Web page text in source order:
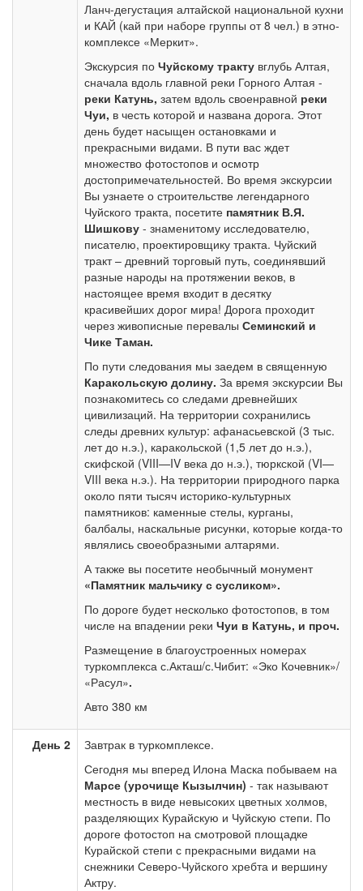
Ланч-дегустация алтайской национальной кухни
и КАЙ (кай при наборе группы от 8 чел.) в этно-
комплексе «Меркит».
Экскурсия по Чуйскому тракту вглубь Алтая,
сначала вдоль главной реки Горного Алтая -
реки Катунь, затем вдоль своенравной реки
Чуи, в честь которой и названа дорога. Этот
день будет насыщен остановками и
прекрасными видами. В пути вас ждет
множество фотостопов и осмотр
достопримечательностей. Во время экскурсии
Вы узнаете о строительстве легендарного
Чуйского тракта, посетите памятник В.Я.
Шишкову - знаменитому исследователю,
писателю, проектировщику тракта. Чуйский
тракт – древний торговый путь, соединявший
разные народы на протяжении веков, в
настоящее время входит в десятку
красивейших дорог мира! Дорога проходит
через живописные перевалы Семинский и
Чике Таман.
По пути следования мы заедем в священную
Каракольскую долину. За время экскурсии Вы
познакомитесь со следами древнейших
цивилизаций. На территории сохранились
следы древних культур: афанасьевской (3 тыс.
лет до н.э.), каракольской (1,5 лет до н.э.),
скифской (VIII—IV века до н.э.), тюркской (VI—
VIII века н.э.). На территории природного парка
около пяти тысяч историко-культурных
памятников: каменные стелы, курганы,
балбалы, наскальные рисунки, которые когда-то
являлись своеобразными алтарями.
А также вы посетите необычный монумент
«Памятник мальчику с сусликом».
По дороге будет несколько фотостопов, в том
числе на впадении реки Чуи в Катунь, и проч.
Размещение в благоустроенных номерах
туркомплекса с.Акташ/с.Чибит: «Эко Кочевник»/
«Расул».
Авто 380 км
День 2
Завтрак в туркомплексе.
Сегодня мы вперед Илона Маска побываем на
Марсе (урочище Кызылчин) - так называют
местность в виде невысоких цветных холмов,
разделяющих Курайскую и Чуйскую степи. По
дороге фотостоп на смотровой площадке
Курайской степи с прекрасными видами на
снежники Северо-Чуйского хребта и вершину
Актру.